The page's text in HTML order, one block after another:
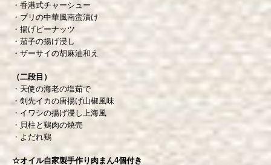
・香港式チャーシュー
・ブリの中華風南蛮漬け
・揚げピーナッツ
・茄子の揚げ浸し
・ザーサイの胡麻油和え
（二段目）
・天使の海老の塩茹で
・剣先イカの唐揚げ山椒風味
・イワシの揚げ浸し上海風
・貝柱と鶏肉の焼売
・よだれ鶏
☆オイル自家製手作り肉まん4個付き